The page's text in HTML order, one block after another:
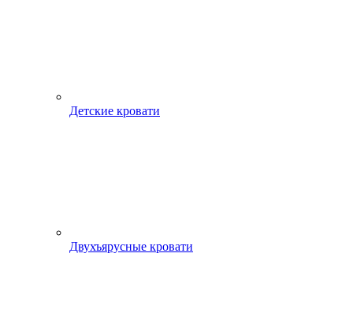
Детские кровати
Двухъярусные кровати